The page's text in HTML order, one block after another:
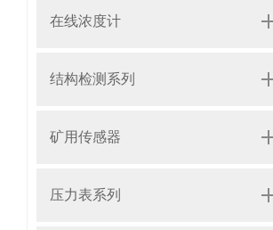
在线浓度计
结构检测系列
矿用传感器
压力表系列